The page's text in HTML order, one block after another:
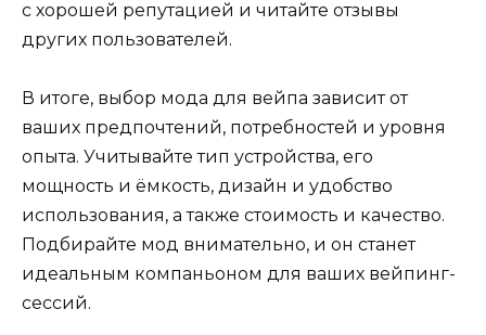
с хорошей репутацией и читайте отзывы
других пользователей.
В итоге, выбор мода для вейпа зависит от
ваших предпочтений, потребностей и уровня
опыта. Учитывайте тип устройства, его
мощность и ёмкость, дизайн и удобство
использования, а также стоимость и качество.
Подбирайте мод внимательно, и он станет
идеальным компаньоном для ваших вейпинг-
сессий.